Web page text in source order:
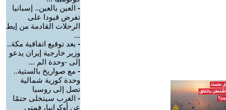
- العين بالعين.. إسبانيا
تفرض قيودا على
الرحلات القادمة من إيط
...
- بعد توقيع اتفاقية مكة..
وزير خارجية إيران يدعو
إلى -وحدة الم ...
- مع صواريخ بالستية..
وحدة كورية شمالية
تصل إلى روسيا
- الغرب سيتخلى حتمًا
عن أوكرانيا، فمتى